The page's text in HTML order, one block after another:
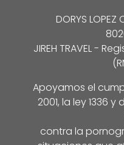
DORYS LOPEZ
JIREH TRAVEL -
Apoyamos el
2001, la ley 1336
contra la